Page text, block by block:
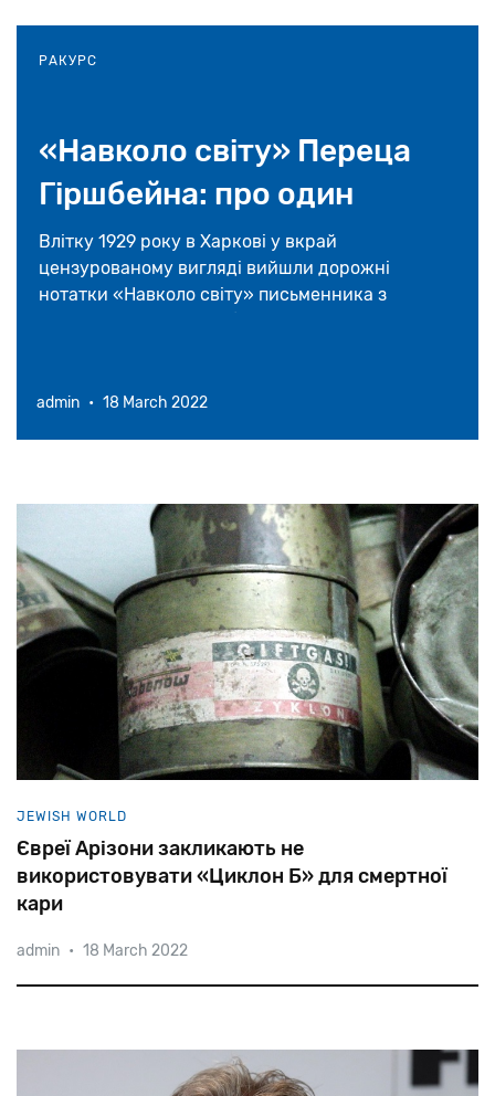
ВЄК у Женеві
На Закарпатті відновлять унікальну
синагогу у селі Великі Ком’яти
23 квітня 2026
РАКУРС
«Навколо свiту» Переца
Гіршбейна: про один
«вільний» переклад з
їдишу на українську
Влітку 1929 року в Харкові у вкрай
цензурованому вигляді вийшли дорожні
нотатки «Навколо свiту» письменника з
admin • 18 March 2022
JEWISH WORLD
Євреї Арізони закликають не
використовувати «Циклон Б» для смертної
кари
Як відомо, за допомогою
мільйона осіб в газових камерах
admin • 18 March 2022